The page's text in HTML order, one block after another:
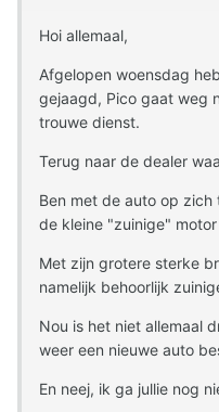
Hoi allemaal,
Afgelopen woensdag
gejaagd, Pico gaat weg
trouwe dienst.
Terug naar de dealer
Ben met de auto op
de kleine "zuinige"
Met zijn grotere sterke
namelijk behoorlijk
Nou is het niet allemaal
weer een nieuwe auto
En neej, ik ga jullie nog